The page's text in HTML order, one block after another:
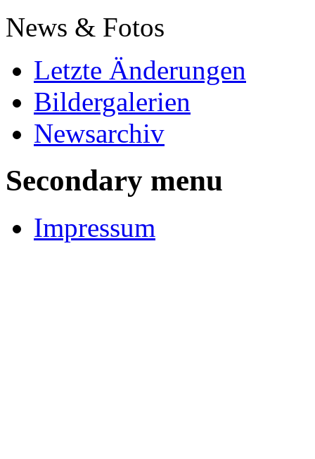
News & Fotos
Letzte Änderungen
Bildergalerien
Newsarchiv
Secondary menu
Impressum